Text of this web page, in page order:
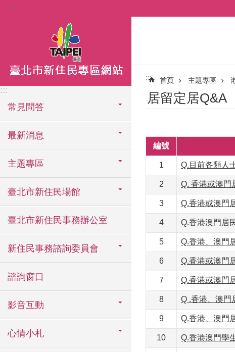
跳到主要內容區塊
:::
:::
常見問答
最新消息
主題專區
臺北市新住民場館
臺北市新住民事務辦公室
新住民事務諮詢委員會
諮詢窗口
影音互動
心情小札
::: 首頁 主題專區
居留定居Q&A
編號
1 Q.目前各類人
2 Q. 香港或澳門
3 Q.香港或澳門
4 Q.香港澳門居
5 Q.香港、澳門
6 Q.香港或澳門
7 Q.香港或澳門
8 Q .香港、澳門
9 Q.香港、澳門
10 Q.香港澳門學